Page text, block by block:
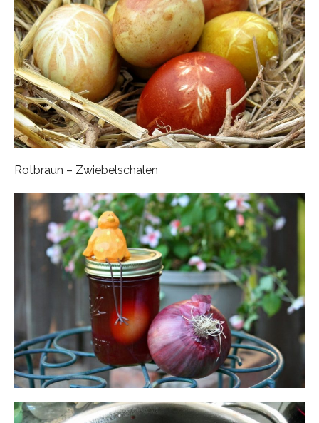
Rotbraun – Zwiebelschalen